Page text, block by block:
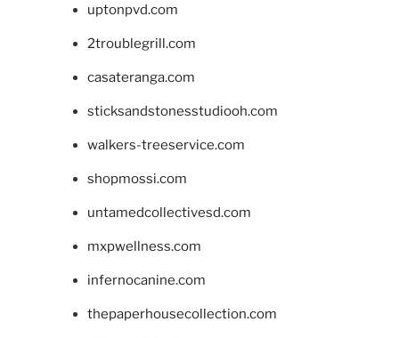
uptonpvd.com
2troublegrill.com
casateranga.com
sticksandstonesstudiooh.com
walkers-treeservice.com
shopmossi.com
untamedcollectivesd.com
mxpwellness.com
infernocanine.com
thepaperhousecollection.com